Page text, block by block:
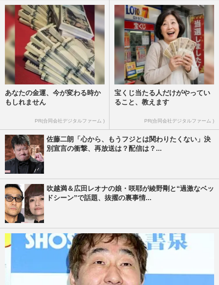
あなたの金運、今が変わる時か
もしれません
PR(合同会社デジタルファーム )
宝くじ当たる人だけがやってい
ること、教えます
PR(合同会社デジタルファーム )
佐藤二朗「心から、もうフジとは関わりたくない」決
別宣言の衝撃、再放送は？配信は？...
吹越満＆広田レオナの娘・咲耶が綾野剛と“過激なベッ
ドシーン”で話題、抜擢の裏事情...